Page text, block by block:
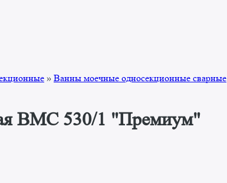
» Ванны моечные односекционные сварные
ВМС 530/1 "Премиум"